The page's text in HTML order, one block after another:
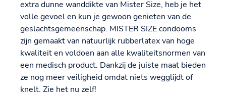
extra dunne wanddikte van Mister Size, heb je het
volle gevoel en kun je gewoon genieten van de
geslachtsgemeenschap. MISTER SIZE condooms
zijn gemaakt van natuurlijk rubberlatex van hoge
kwaliteit en voldoen aan alle kwaliteitsnormen van
een medisch product. Dankzij de juiste maat bieden
ze nog meer veiligheid omdat niets wegglijdt of
knelt. Zie het nu zelf!